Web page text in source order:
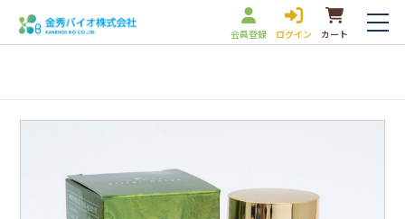
会員登録 ログイン カート